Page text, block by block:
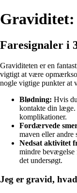
Graviditet:
Faresignaler i
Graviditeten er en
vigtigt at være
nogle vigtige punkter at
Blødning: Hvis
kontakte din
komplikationer.
Fordærvede
maven eller
Nedsat aktivitet
mindre
det undersøgt.
Jeg er gravid,